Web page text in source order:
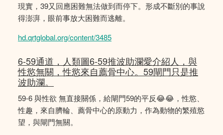
現實，39又回應困難無法做到而停下。形成不斷別的事說
得澎湃，眼前事放大困難而逃離。
hd.qrtglobal.org/content/3485
6-59通道，人類圖6-59推波助瀾愛介紹人，與
性慾無關，性慾來自薦骨中心。59閘門只是推
波助瀾。
59-6 與性欲 無直接關係，給閘門59的平反😂😂，性慾、
性趣，來自臍輪、薦骨中心的原動力，作為動物的繁殖慾
望，與閘門無關。